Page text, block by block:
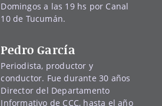
Domingos a las 19 hs por Canal
10 de Tucumán.
Pedro García
Periodista, productor y
conductor. Fue durante 30 años
Director del Departamento
Informativo de CCC, hasta el año